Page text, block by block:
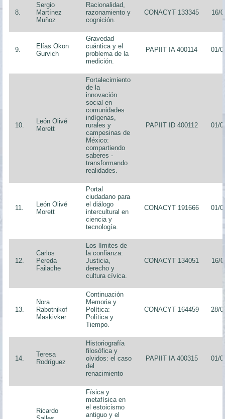
8.
Sergio
Martínez
Muñoz
Racionalidad,
razonamiento y
cognición.
CONACYT 133345 16/
9.
Elías Okon
Gurvich
Gravedad
cuántica y el
problema de la
medición.
PAPIIT IA 400114 01/
10.
León Olivé
Morett
Fortalecimiento
de la
innovación
social en
comunidades
indígenas,
rurales y
campesinas de
México:
compartiendo
saberes -
transformando
realidades.
PAPIIT ID 400112 01/
11.
León Olivé
Morett
Portal
ciudadano para
el diálogo
intercultural en
ciencia y
tecnología.
CONACYT 191666 01/
12.
Carlos
Pereda
Failache
Los límites de
la confianza:
Justicia,
derecho y
cultura cívica.
CONACYT 134051 16/
13.
Nora
Rabotnikof
Maskivker
Continuación
Memoria y
Política:
Política y
Tiempo.
CONACYT 164459 28/
14.
Teresa
Rodríguez
Historiografía
filosófica y
olvidos: el caso
del
renacimiento
PAPIIT IA 400315 01/
Ricardo
Física y
metafísica en
el estoicismo
antiguo y el